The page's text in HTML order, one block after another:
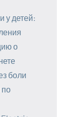
у детей:
о
боли